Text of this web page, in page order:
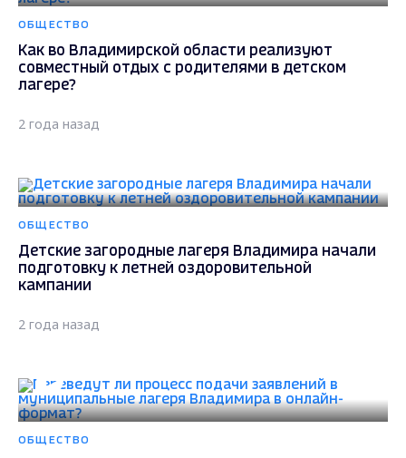
ОБЩЕСТВО
Как во Владимирской области реализуют
совместный отдых с родителями в детском
лагере?
2 года назад
ОБЩЕСТВО
Детские загородные лагеря Владимира начали
подготовку к летней оздоровительной
кампании
2 года назад
ОБЩЕСТВО